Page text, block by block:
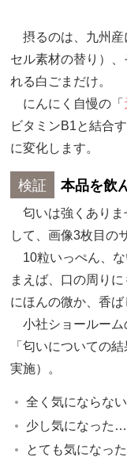
摂るのは、九州産
セル素材の替り）
れる白ごまだけ。
にんにく自慢の「
ビタミンB1と結合
に変化します。
検証 本品を飲
匂いは強くありま
して、画像3枚目の
10粒いっぺん、な
まえば、口の周り
にほんの微か、香ば
小社ショールーム
「匂いについての
実施）。
全く気にならな
少し気になった
とても気になっ